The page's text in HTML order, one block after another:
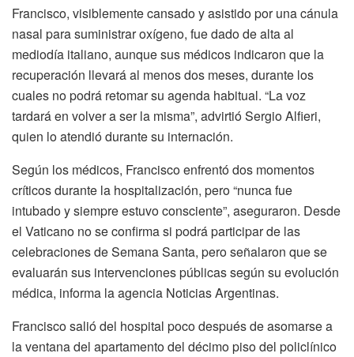
Francisco, visiblemente cansado y asistido por una cánula
nasal para suministrar oxígeno, fue dado de alta al
mediodía italiano, aunque sus médicos indicaron que la
recuperación llevará al menos dos meses, durante los
cuales no podrá retomar su agenda habitual. “La voz
tardará en volver a ser la misma”, advirtió Sergio Alfieri,
quien lo atendió durante su internación.
Según los médicos, Francisco enfrentó dos momentos
críticos durante la hospitalización, pero “nunca fue
intubado y siempre estuvo consciente”, aseguraron. Desde
el Vaticano no se confirma si podrá participar de las
celebraciones de Semana Santa, pero señalaron que se
evaluarán sus intervenciones públicas según su evolución
médica, informa la agencia Noticias Argentinas.
Francisco salió del hospital poco después de asomarse a
la ventana del apartamento del décimo piso del policlínico